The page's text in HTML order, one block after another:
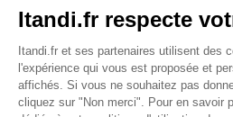
Comment
classement des